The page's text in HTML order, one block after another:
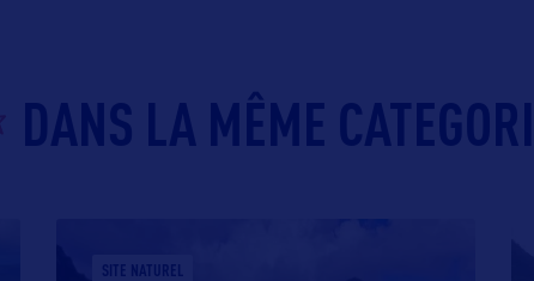
DANS LA MÊME
SITE NATUREL